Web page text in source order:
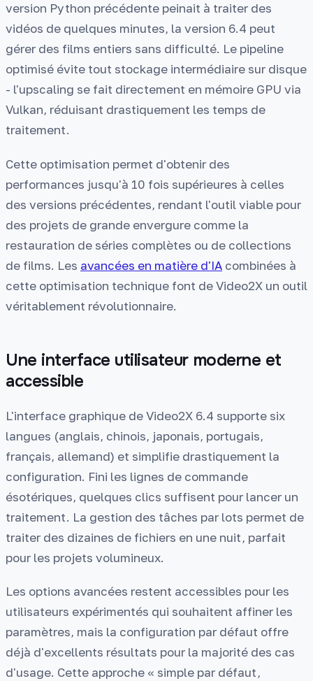
version Python précédente peinait à traiter des
vidéos de quelques minutes, la version 6.4 peut
gérer des films entiers sans difficulté. Le pipeline
optimisé évite tout stockage intermédiaire sur disque
- l'upscaling se fait directement en mémoire GPU via
Vulkan, réduisant drastiquement les temps de
traitement.
Cette optimisation permet d'obtenir des
performances jusqu'à 10 fois supérieures à celles
des versions précédentes, rendant l'outil viable pour
des projets de grande envergure comme la
restauration de séries complètes ou de collections
de films. Les avancées en matière d'IA combinées à
cette optimisation technique font de Video2X un outil
véritablement révolutionnaire.
Une interface utilisateur moderne et
accessible
L'interface graphique de Video2X 6.4 supporte six
langues (anglais, chinois, japonais, portugais,
français, allemand) et simplifie drastiquement la
configuration. Fini les lignes de commande
ésotériques, quelques clics suffisent pour lancer un
traitement. La gestion des tâches par lots permet de
traiter des dizaines de fichiers en une nuit, parfait
pour les projets volumineux.
Les options avancées restent accessibles pour les
utilisateurs expérimentés qui souhaitent affiner les
paramètres, mais la configuration par défaut offre
déjà d'excellents résultats pour la majorité des cas
d'usage. Cette approche « simple par défaut,